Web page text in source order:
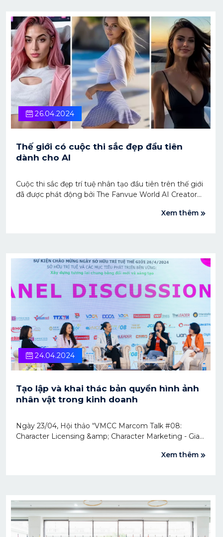
26.04.2024
Thế giới có cuộc thi sắc đẹp đầu tiên
dành cho AI
Cuộc thi sắc đẹp trí tuệ nhân tạo đầu tiên trên thế giới
đã được phát động bởi The Fanvue World AI Creator
của Anh với tổng giải thưởng lên đến gần 20.000
Xem thêm
24.04.2024
Tạo lập và khai thác bản quyền hình ảnh
nhân vật trong kinh doanh
Ngày 23/04, Hội thảo “VMCC Marcom Talk #08:
Character Licensing &amp; Character Marketing - Gia
chuỗi sự kiện chào mừng Ngày Sở hữu trí tuệ Thế giới
Xem thêm